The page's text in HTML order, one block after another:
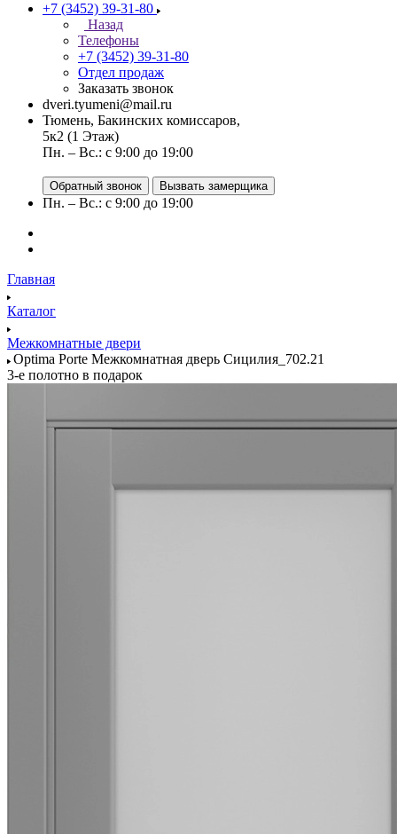
+7 (3452) 39-31-80
Назад
Телефоны
+7 (3452) 39-31-80
Отдел продаж
Заказать звонок
dveri.tyumeni@mail.ru
Тюмень, Бакинских комиссаров,
5к2 (1 Этаж)
Пн. – Вс.: с 9:00 до 19:00
Обратный звонок Вызвать замерщика
Пн. – Вс.: с 9:00 до 19:00
Главная
Каталог
Межкомнатные двери
Optima Porte Межкомнатная дверь Сицилия_702.21
3-е полотно в подарок